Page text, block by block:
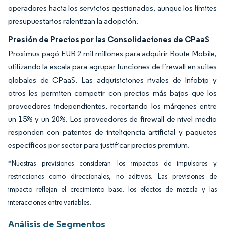
operadores hacia los servicios gestionados, aunque los límites
presupuestarios ralentizan la adopción.
Presión de Precios por las Consolidaciones de CPaaS
Proximus pagó EUR 2 mil millones para adquirir Route Mobile,
utilizando la escala para agrupar funciones de firewall en suites
globales de CPaaS. Las adquisiciones rivales de Infobip y
otros les permiten competir con precios más bajos que los
proveedores independientes, recortando los márgenes entre
un 15% y un 20%. Los proveedores de firewall de nivel medio
responden con patentes de inteligencia artificial y paquetes
específicos por sector para justificar precios premium.
*Nuestras previsiones consideran los impactos de impulsores y
restricciones como direccionales, no aditivos. Las previsiones de
impacto reflejan el crecimiento base, los efectos de mezcla y las
interacciones entre variables.
Análisis de Segmentos